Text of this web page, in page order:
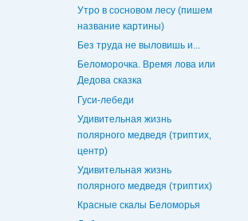
Утро в сосновом лесу (пишем
название картины)
Без труда не выловишь и...
Беломорочка. Время лова или
Дедова сказка
Гуси-лебеди
Удивительная жизнь
полярного медведя (триптих,
центр)
Удивительная жизнь
полярного медведя (триптих)
Красные скалы Беломорья